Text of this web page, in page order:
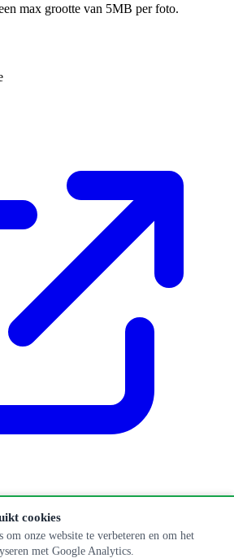
max grootte van 5MB per foto.
verouderd?
cookies
om onze website te verbeteren en om het
met Google Analytics.